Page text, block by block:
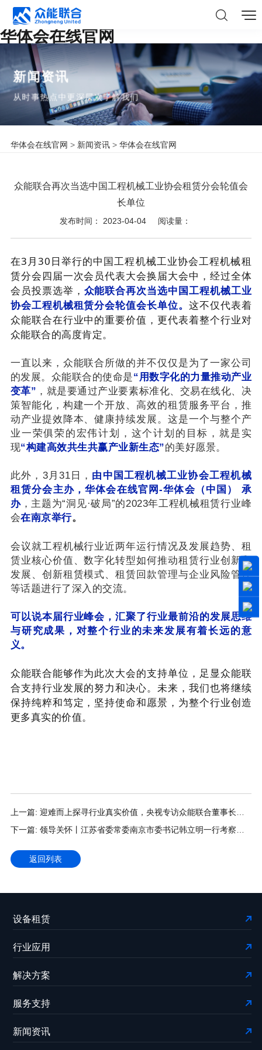
华体会在线官网
新闻资讯
从时事热点中更深层次了解我们
华体会在线官网 > 新闻资讯> 华体会在线官网
众能联合再次当选中国工程机械工业协会租赁分会轮值会
长单位
发布时间： 2023-04-04 阅读量：
在3月30日举行的中国工程机械工业协会工程机械租
赁分会四届一次会员代表大会换届大会中，经过全体
会员投票选举， 众能联合再次当选中国工程机械工业
协会工程机械租赁分会轮值会长单位。 这不仅代表着
众能联合在行业中的重要价值，更代表着整个行业对
众能联合的高度肯定。
一直以来，众能联合所做的并不仅仅是为了一家公司
的发展。众能联合的使命是“用数字化的力量推动产业
变革” ，就是要通过产业要素标准化、交易在线化、决
策智能化，构建一个开放、高效的租赁服务平台，推
动产业提效降本、健康持续发展。这是一个与整个产
业一荣俱荣的宏伟计划，这个计划的目标，就是实
现“构建高效共生共赢产业新生态”的美好愿景。
此外，3月31日， 由中国工程机械工业协会工程机械
租赁分会主办，华体会在线官网-华体会（中国） 承
办，主题为“洞见·破局”的2023年工程机械租赁行业峰
会在南京举行。
会议就工程机械行业近两年运行情况及发展趋势、租
赁业核心价值、数字化转型如何推动租赁行业创新和
发展、创新租赁模式、租赁回款管理与企业风险管控
等话题进行了深入的交流。
可以说本届行业峰会，汇聚了行业最前沿的发展思维
与研究成果，对整个行业的未来发展有着长远的意
义。
众能联合能够作为此次大会的支持单位，足显众能联
合支持行业发展的努力和决心。未来，我们也将继续
保持纯粹和笃定，坚持使命和愿景，为整个行业创造
更多真实的价值。
上一篇: 迎难而上探寻行业真实价值，央视专访众能联合董事长兼
总裁杨天利
下一篇: 领导关怀丨江苏省委常委南京市委书记韩立明一行考察调
返回列表
设备租赁
行业应用
解决方案
服务支持
新闻资讯